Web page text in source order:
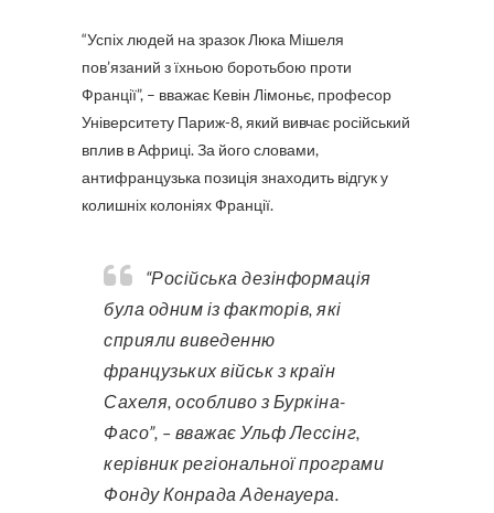
“Успіх людей на зразок Люка Мішеля
пов’язаний з їхньою боротьбою проти
Франції”, – вважає Кевін Лімоньє, професор
Університету Париж-8, який вивчає російський
вплив в Африці. За його словами,
антифранцузька позиція знаходить відгук у
колишніх колоніях Франції.
“Російська дезінформація
була одним із факторів, які
сприяли виведенню
французьких військ з країн
Сахеля, особливо з Буркіна-
Фасо”, – вважає Ульф Лессінг,
керівник регіональної програми
Фонду Конрада Аденауера.